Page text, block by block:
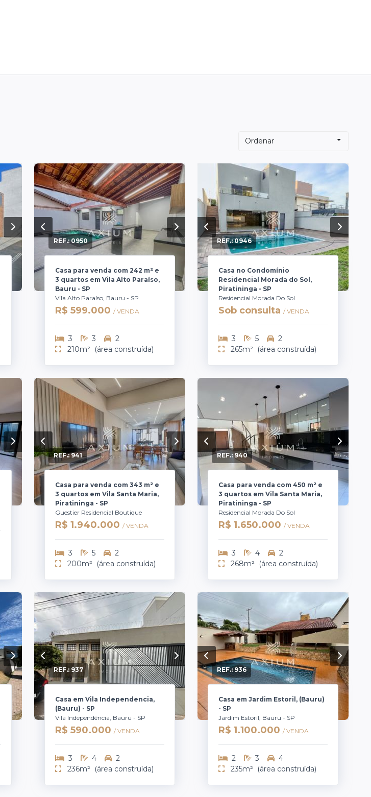
Ordenar
REF.:0950
Casa para venda com 242 m² e
3 quartos em Vila Alto Paraíso,
Bauru - SP
Vila Alto Paraíso, Bauru - SP
R$ 599.000 / VENDA
3 3
2
210m²
(área construída)
REF.:0946
Casa no Condomínio
Residencial Morada do Sol,
Piratininga - SP
Residencial Morada Do Sol
Sob consulta / VENDA
3 5
2
265m²
(área construída)
REF.:941
Casa para venda com 343 m² e
3 quartos em Vila Santa Maria,
Piratininga - SP
Guestier Residencial Boutique
R$ 1.940.000 / VENDA
3 5
2
200m²
(área construída)
REF.:940
Casa para venda com 450 m² e
3 quartos em Vila Santa Maria,
Piratininga - SP
Residencial Morada Do Sol
R$ 1.650.000 / VENDA
3 4
2
268m²
(área construída)
REF.: 937
Casa em Vila Independencia,
(Bauru) - SP
Vila Independência, Bauru - SP
R$ 590.000 / VENDA
3 4
2
236m²
(área construída)
REF.:936
Casa em Jardim Estoril, (Bauru)
- SP
Jardim Estoril, Bauru - SP
R$ 1.100.000 / VENDA
2 3
4
235m²
(área construída)